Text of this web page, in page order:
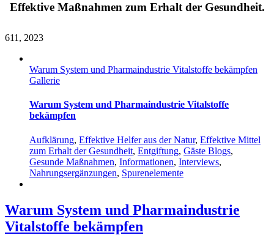
Effektive Maßnahmen zum Erhalt der Gesundheit.
611, 2023
Warum System und Pharmaindustrie Vitalstoffe bekämpfen
Gallerie
Warum System und Pharmaindustrie Vitalstoffe
bekämpfen
Aufklärung, Effektive Helfer aus der Natur, Effektive Mittel
zum Erhalt der Gesundheit, Entgiftung, Gäste Blogs,
Gesunde Maßnahmen, Informationen, Interviews,
Nahrungsergänzungen, Spurenelemente
Warum System und Pharmaindustrie
Vitalstoffe bekämpfen